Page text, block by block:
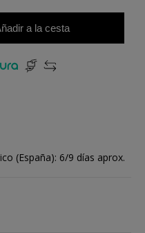
a la cesta
(España): 6/9 días aprox.